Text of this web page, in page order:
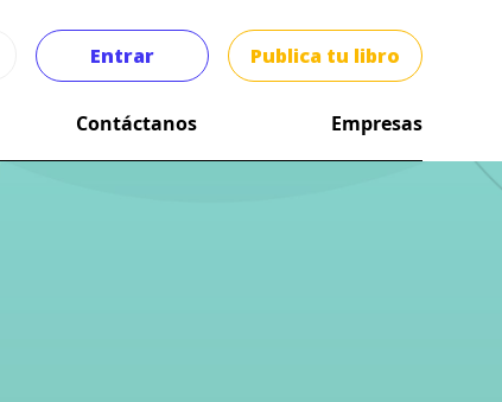
Entrar Publica tu libro
Contáctanos Empresas